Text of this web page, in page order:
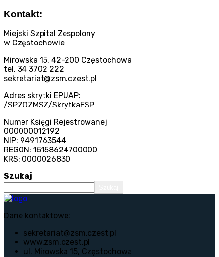
Kontakt:
Miejski Szpital Zespolony
w Częstochowie
Mirowska 15, 42-200 Częstochowa
tel. 34 3702 222
sekretariat@zsm.czest.pl
Adres skrytki EPUAP:
/SPZOZMSZ/SkrytkaESP
Numer Księgi Rejestrowanej
000000012192
NIP: 9491763544
REGON: 15158624700000
KRS: 0000026830
Szukaj
Dane kontaktowe:
sekretariat@zsm.czest.pl
www.zsm.czest.pl
ul. Mirowska 15, Częstochowa